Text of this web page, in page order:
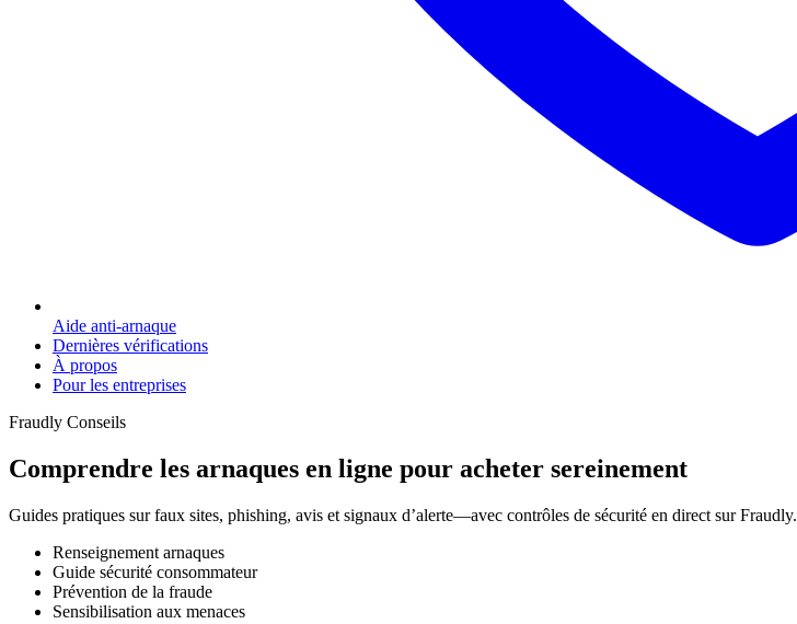
Aide anti-arnaque
Dernières vérifications
À propos
Pour les entreprises
Fraudly Conseils
Comprendre les arnaques en ligne pour acheter sereinement
Guides pratiques sur faux sites, phishing, avis et signaux d’alerte—avec contrôles de sécurité en direct sur Fraudly.
Renseignement arnaques
Guide sécurité consommateur
Prévention de la fraude
Sensibilisation aux menaces